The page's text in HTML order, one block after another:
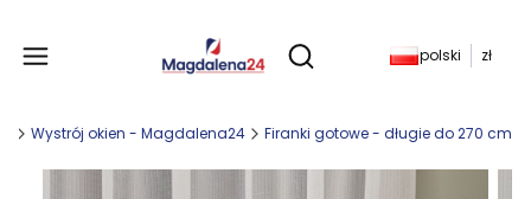
Otwórz wyszukiwarkę
Produkty w
polski zł
Wystrój okien - Magdalena24 Firanki gotowe - długie do 270 cm